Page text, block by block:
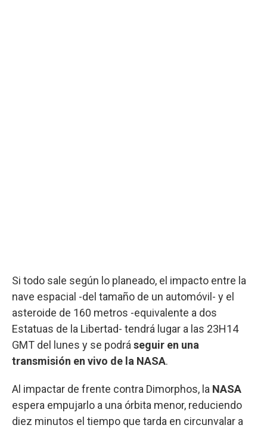
Si todo sale según lo planeado, el impacto entre la
nave espacial -del tamaño de un automóvil- y el
asteroide de 160 metros -equivalente a dos
Estatuas de la Libertad- tendrá lugar a las 23H14
GMT del lunes y se podrá seguir en una
transmisión en vivo de la NASA.
Al impactar de frente contra Dimorphos, la NASA
espera empujarlo a una órbita menor, reduciendo
diez minutos el tiempo que tarda en circunvalar a